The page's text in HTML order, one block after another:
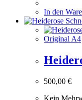
In den
Original A4
500,00 €
Kein